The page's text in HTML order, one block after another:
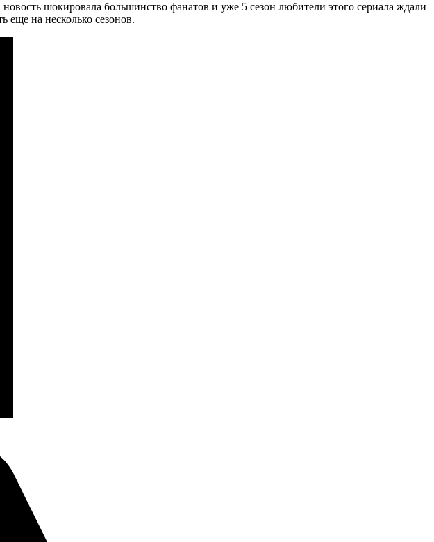
шокировала большинство фанатов и уже 5 сезон любители этого сериала ждали
еще на несколько сезонов.